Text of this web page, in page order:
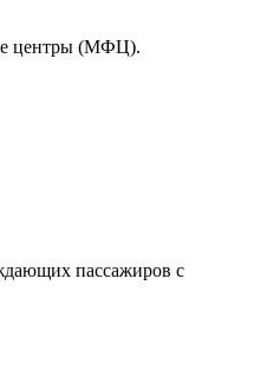
центры (МФЦ).
пассажиров с